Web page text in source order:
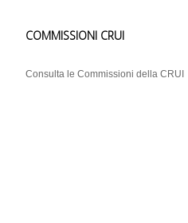
COMMISSIONI CRUI
Consulta le Commissioni della CRUI